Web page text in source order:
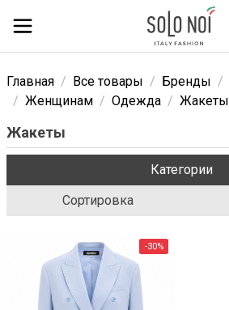
Главная Все товары Бренды
Женщинам
Одежда Жакеты
Жакеты
Категории
Сортировка